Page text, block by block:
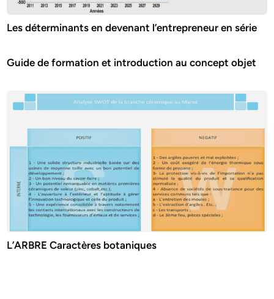
Les déterminants en devenant l’entrepreneur en série
Guide de formation et introduction au concept objet
L’ARBRE Caractères botaniques